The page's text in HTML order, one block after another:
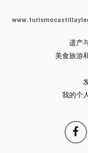
y
-
遗产
美食旅游
我的个
此
链